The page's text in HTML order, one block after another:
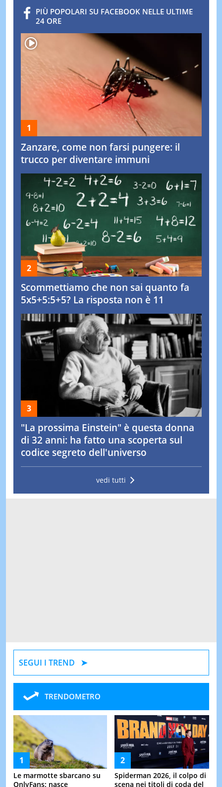
PIÙ POPOLARI SU FACEBOOK NELLE ULTIME
24 ORE
Zanzare, come non farsi pungere: il
trucco per diventare immuni
Scommettiamo che non sai quanto fa
5x5+5:5+5? La risposta non è 11
"La prossima Einstein" è questa donna
di 32 anni: ha fatto una scoperta sul
codice segreto dell'universo
vedi tutti
SEGUI I TREND
TRENDOMETRO
Le marmotte sbarcano su
OnlyFans: nasce
Spiderman 2026, il colpo di
scena nei titoli di coda del